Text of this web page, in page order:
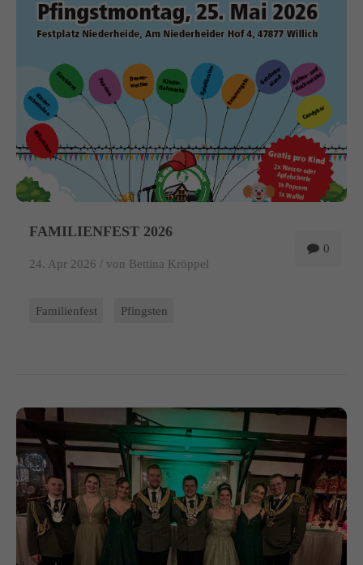
info@yourdomain.com
Lorem ipsum dolor sit amet, consectetuer adipiscing elit.
Aenean commodo ligula eget dolor. Aenean massa. Cum sociis
natoque penatibus et magnis dis parturient montes, nascetur
ridiculus mus. Donec quam felis, ultricies nec.
0
FAMILIENFEST 2026
24. Apr 2026 / von Bettina Kröppel
Familienfest Pfingsten